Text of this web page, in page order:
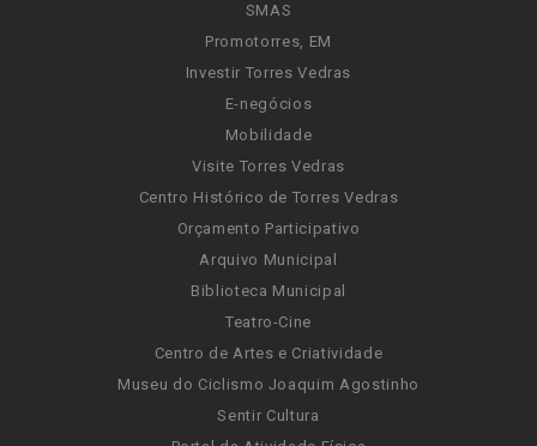
SMAS
Promotorres, EM
Investir Torres Vedras
E-negócios
Mobilidade
Visite Torres Vedras
Centro Histórico de Torres Vedras
Orçamento Participativo
Arquivo Municipal
Biblioteca Municipal
Teatro-Cine
Centro de Artes e Criatividade
Museu do Ciclismo Joaquim Agostinho
Sentir Cultura